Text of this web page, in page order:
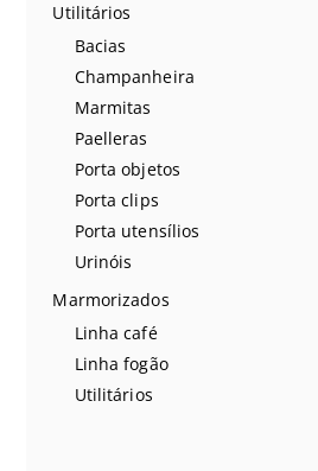
Utilitários
Bacias
Champanheira
Marmitas
Paelleras
Porta objetos
Porta clips
Porta utensílios
Urinóis
Marmorizados
Linha café
Linha fogão
Utilitários